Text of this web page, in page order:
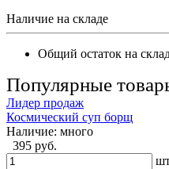
Наличие на складе
Общий остаток на
Популярные
Лидер продаж
Космический суп борщ
Наличие: много
395 руб.